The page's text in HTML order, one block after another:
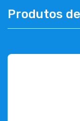
Produtos